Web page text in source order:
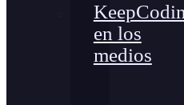
en los
medios